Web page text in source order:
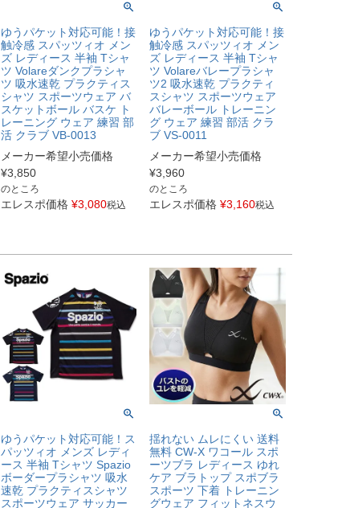
ゆうパケット対応可能！接
触冷感 スパッツィオ メン
ズ レディース 半袖 Tシャ
ツ Volareダンクプラシャ
ツ 吸水速乾 プラクティス
シャツ スポーツウェア バ
スケットボール バスケ ト
レーニング ウェア 練習 部
活 クラブ VB-0013
メーカー希望小売価格
¥3,850
のところ
エレスポ価格 ¥3,080税込
ゆうパケット対応可能！接
触冷感 スパッツィオ メン
ズ レディース 半袖 Tシャ
ツ Volareバレープラシャ
ツ2 吸水速乾 プラクティ
スシャツ スポーツウェア
バレーボール トレーニン
グ ウェア 練習 部活 クラ
ブ VS-0011
メーカー希望小売価格
¥3,960
のところ
エレスポ価格 ¥3,160税込
ゆうパケット対応可能！ス
パッツィオ メンズ レディ
ース 半袖 Tシャツ Spazio
ボーダープラシャツ 吸水
速乾 プラクティスシャツ
スポーツウェア サッカー
揺れない ムレにくい 送料
無料 CW-X ワコール スポ
ーツブラ レディース ゆれ
ケア ブラトップ スポブラ
スポーツ 下着 トレーニン
グウェア フィットネスウ